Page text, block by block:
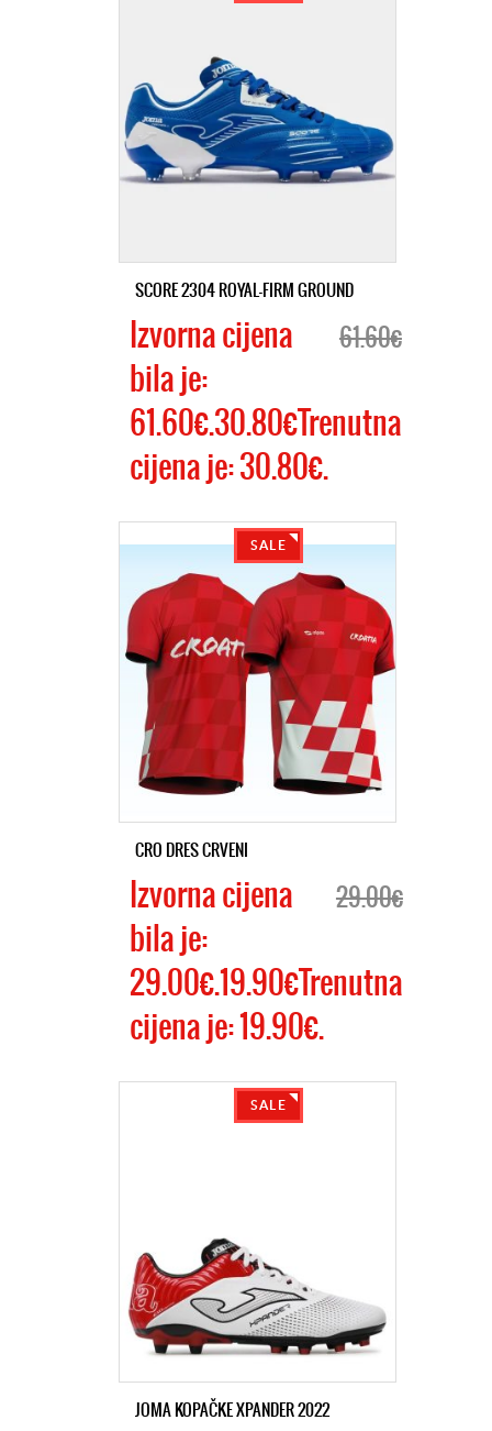
SCORE 2304 ROYAL-FIRM GROUND
61.60€
Izvorna cijena
bila je:
61.60€.30.80€Trenutna
cijena je: 30.80€.
SALE
CRO DRES CRVENI
29.00€
Izvorna cijena
bila je:
29.00€.19.90€Trenutna
cijena je: 19.90€.
SALE
JOMA KOPAČKE XPANDER 2022